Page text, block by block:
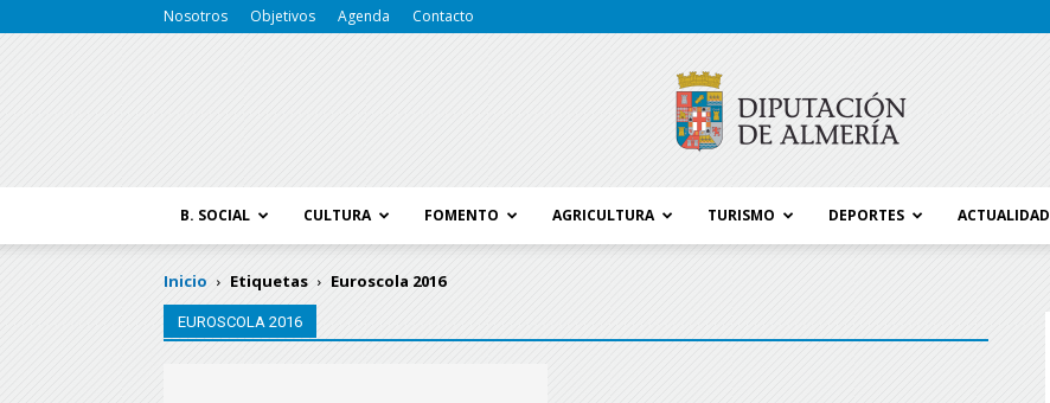
Nosotros Objetivos Agenda Contacto
B. SOCIAL CULTURA FOMENTO AGRICULTURA TURISMO DEPORTES ACTUALIDAD
Inicio Etiquetas Euroscola 2016
EUROSCOLA 2016